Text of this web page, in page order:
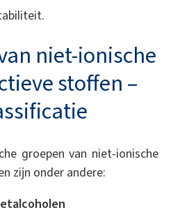
niet-ionische
stoffen –
groepen van niet-ionische
zijn onder andere: